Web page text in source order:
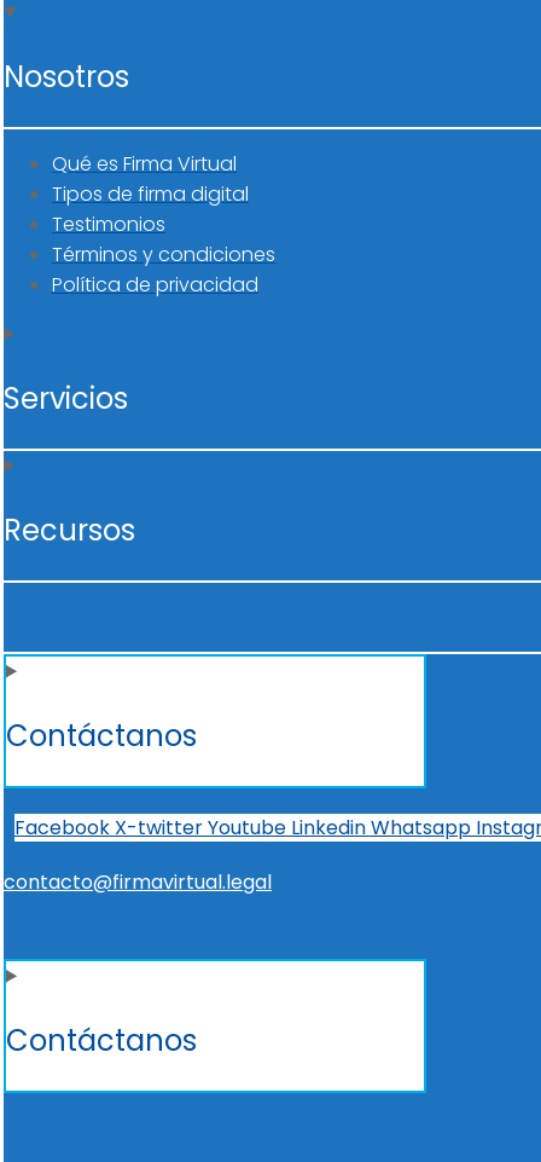
Nosotros
Qué es Firma Virtual
Tipos de firma digital
Testimonios
Términos y condiciones
Política de privacidad
Servicios
Recursos
Contáctanos
Facebook X-twitterYoutube LinkedinWhatsapp
contacto@firmavirtual.legal
Contáctanos